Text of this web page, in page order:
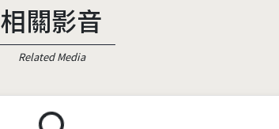
相關影音
Related Media
載入中...